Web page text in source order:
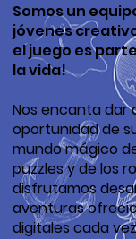
Somos un
jóvenes
el juego es
la vida!
Nos encanta dar
oportunidad de
mundo mágico
puzzles y de los
disfrutamos
aventuras
digitales cada